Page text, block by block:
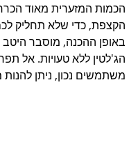
הכמות המזערית מאוד
הקצפת, כדי שלא תחליק
באופן ההכנה, מוסבר
הג'לטין ללא טעויות. אל
משתמשים נכון, ניתן להנות